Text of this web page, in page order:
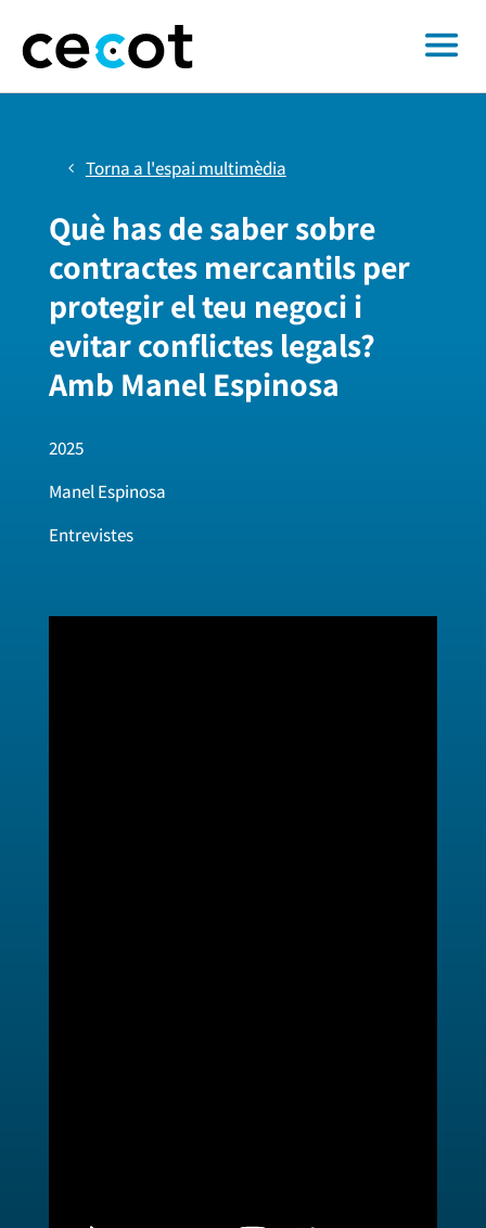
Torna a l'espai multimèdia
Què has de saber sobre
contractes mercantils per
protegir el teu negoci i
evitar conflictes legals?
Amb Manel Espinosa
2025
Manel Espinosa
Entrevistes